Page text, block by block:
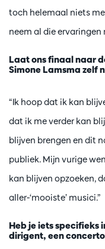
toch helemaal niets
neem al die ervaringen
Laat ons finaal naar
Simone Lamsma zelf
“Ik hoop dat ik kan
dat ik me verder kan
blijven brengen en dit
publiek. Mijn vurige
kan blijven opzoeken,
aller-‘mooiste’ musici.”
Heb je iets specifieks
dirigent, een